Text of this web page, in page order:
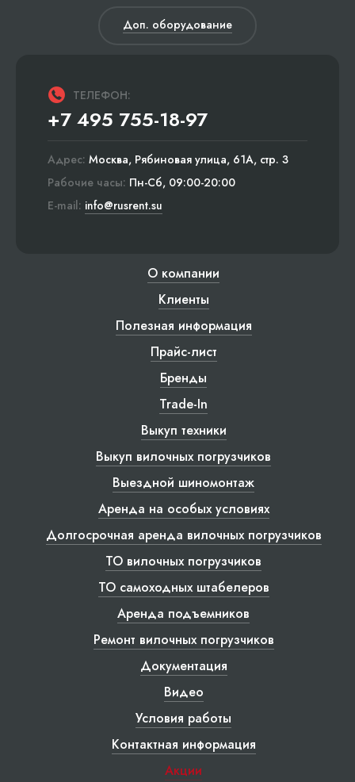
Доп. оборудование
ТЕЛЕФОН:
+7 495 755-18-97
Адрес: Москва, Рябиновая улица, 61А, стр. 3
Рабочие часы: Пн-Сб, 09:00-20:00
E-mail: info@rusrent.su
О компании
Клиенты
Полезная информация
Прайс-лист
Бренды
Trade-In
Выкуп техники
Выкуп вилочных погрузчиков
Выездной шиномонтаж
Аренда на особых условиях
Долгосрочная аренда вилочных погрузчиков
ТО вилочных погрузчиков
ТО самоходных штабелеров
Аренда подъемников
Ремонт вилочных погрузчиков
Документация
Видео
Условия работы
Контактная информация
Акции